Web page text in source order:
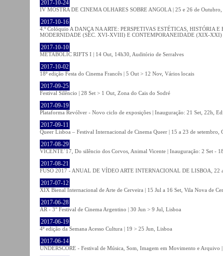
2017-10-24
IV MOSTRA DE CINEMA OLHARES SOBRE ANGOLA | 25 e 26 de
2017-10-16
4.º Colóquio A DANÇA NA ARTE: PERSPETIVAS ESTÉTICAS, HISTÓRIA
MODERNIDADE (SÉC. XVI-XVIII) E CONTEMPORANEIDADE (XIX-XXI)
2017-10-10
METABOLIC RIFTS I | 14 Out, 14h30, Auditório de Serralves
2017-10-02
18ª edição Festa do Cinema Francês | 5 Out > 12 Nov, Vários locais
2017-09-25
Festival Silêncio | 28 Set > 1 Out, Zona do Cais do Sodré
2017-09-19
Plataforma Revólver - Novo ciclo de exposições | Inauguração: 21 Set, 22h,
2017-09-11
Queer Lisboa – Festival Internacional de Cinema Queer | 15 a 23 de setembro,
2017-08-29
VICENTE´17, Do silêncio dos Corvos, Animal Vicente | Inauguração: 2 Set -
2017-08-21
FUSO 2017 - ANUAL DE VÍDEO ARTE INTERNACIONAL DE LISBOA, 22
2017-07-12
XIX Bienal Internacional de Arte de Cerveira | 15 Jul a 16 Set, Vila Nova de
2017-06-28
AR - 3° Festival de Cinema Argentino | 30 Jun > 9 Jul, Lisboa
2017-06-19
4ª edição da Semana Acesso Cultura | 19 > 25 Jun, Lisboa
2017-06-14
UNDERSCORE - Festival de Música, Som, Imagem em Movimento e Arquivo